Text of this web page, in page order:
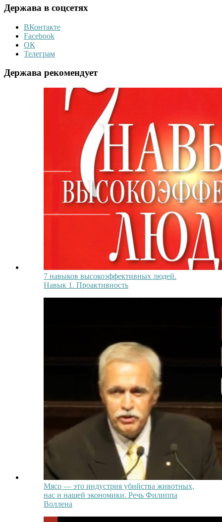
Держава в соцсетях
ВКонтакте
Facebook
ОК
Телеграм
Держава рекомендует
7 навыков высокоэффективных людей.
Навык 1. Проактивность
Мясо — это индустрия убийства животных,
нас и нашей экономики. Речь Филиппа
Воллена